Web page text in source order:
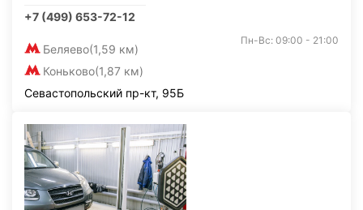
+7 (499) 653-72-12
Беляево(1,59 км)
Коньково(1,87 км)
Пн-Вс: 09:00 - 21:00
Севастопольский пр-кт, 95Б